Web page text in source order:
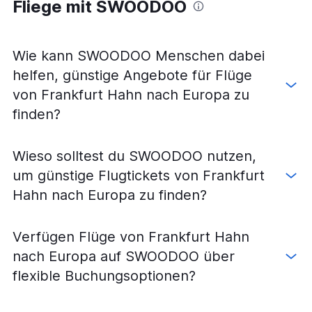
Flüge von Frankfurt Hahn nach Hamburg
Flüge von Frankfurt am Main nach Kopenhagen
Flüge von Frankfurt am Main nach Alicante
Flüge von Frankfurt am Main nach Lissabon
Flüge von Frankfurt am Main nach Belgrad
Flüge von Frankfurt am Main nach Athen
Flüge von Frankfurt am Main nach Barcelona-El Prat
Flüge von Frankfurt am Main nach Singapur
Fliege mit SWOODOO
Wie kann SWOODOO Menschen dabei
helfen, günstige Angebote für Flüge
von Frankfurt Hahn nach Europa zu
finden?
Wieso solltest du SWOODOO nutzen,
um günstige Flugtickets von Frankfurt
Hahn nach Europa zu finden?
Verfügen Flüge von Frankfurt Hahn
nach Europa auf SWOODOO über
flexible Buchungsoptionen?